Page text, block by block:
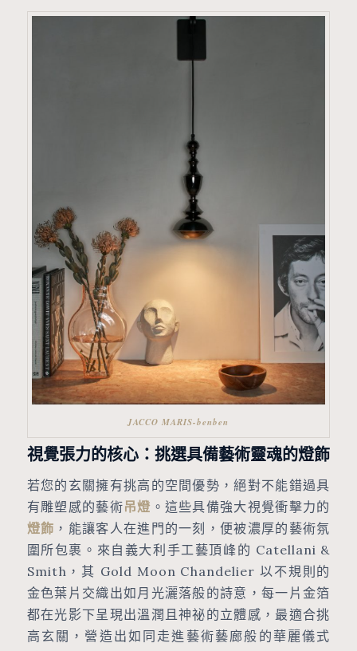
JACCO MARIS-benben
視覺張力的核心：挑選具備藝術靈魂的燈飾
若您的玄關擁有挑高的空間優勢，絕對不能錯過具
有雕塑感的藝術吊燈 。這些具備強大視覺衝擊力的
燈飾 ，能讓客人在進門的一刻，便被濃厚的藝術氛
圍所包裹。來自義大利手工藝頂峰的 Catellani &
Smith，其 Gold Moon Chandelier 以不規則的
金色葉片交織出如月光灑落般的詩意，每一片金箔
都在光影下呈現出溫潤且神祕的立體感，最適合挑
高玄關，營造出如同走進藝術藝廊般的華麗儀式